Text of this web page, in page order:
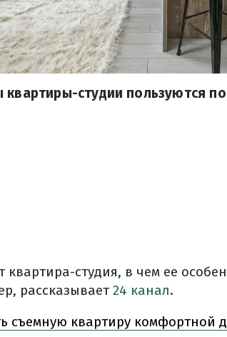
квартиры-студии пользуются
квартира-студия, в чем ее
рассказывает24 канал.
съемную квартиру комфортной